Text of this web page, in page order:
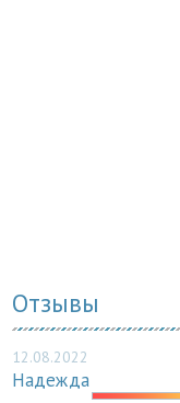
Отзывы
12.08.2022
Надежда